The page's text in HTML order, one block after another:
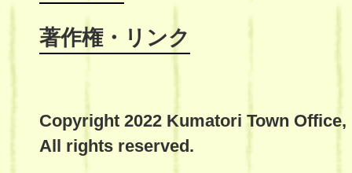
著作権・リンク
Copyright 2022 Kumatori Town Office,
All rights reserved.